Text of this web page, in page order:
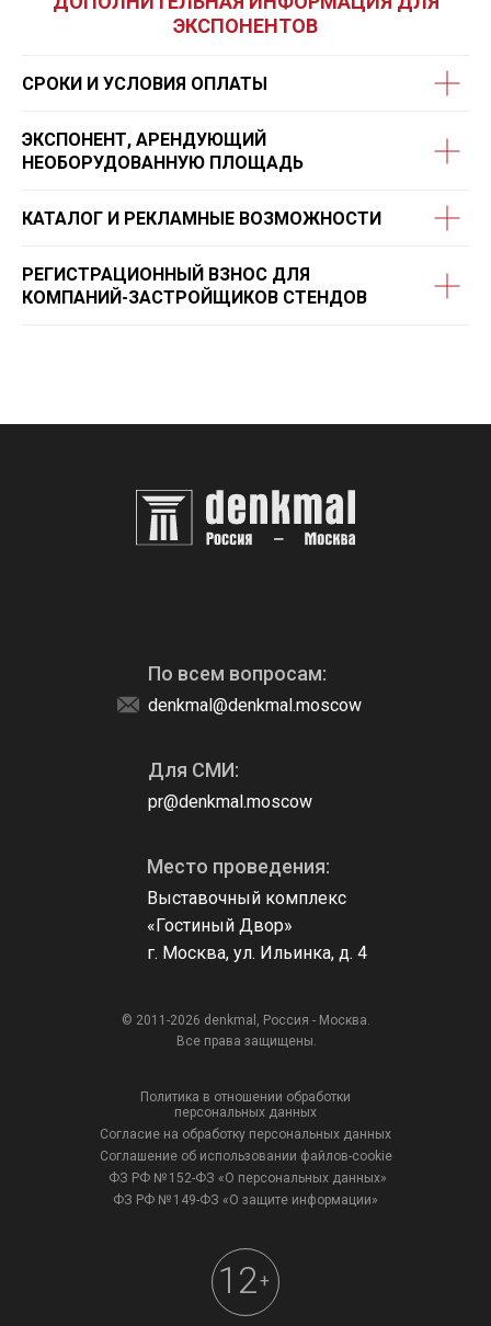
ЭКСПОНЕНТОВ
СРОКИ И УСЛОВИЯ ОПЛАТЫ
ЭКСПОНЕНТ, АРЕНДУЮЩИЙ
НЕОБОРУДОВАННУЮ ПЛОЩАДЬ
КАТАЛОГ И РЕКЛАМНЫЕ ВОЗМОЖНОСТИ
РЕГИСТРАЦИОННЫЙ ВЗНОС ДЛЯ
КОМПАНИЙ-ЗАСТРОЙЩИКОВ СТЕНДОВ
pr@denkmal.moscow
Для СМИ:
denkmal@denkmal.moscow
По всем вопросам:
Выставочный комплекс
«Гостиный Двор»
г. Москва, ул. Ильинка, д. 4
Место проведения:
© 2011-2026 denkmal, Россия - Москва.
Все права защищены.
12+
Политика в отношении обработки
персональных данных
Согласие на обработку персональных данных
Соглашение об использовании файлов-cookie
ФЗ РФ № 152-ФЗ «О персональных данных»
ФЗ РФ № 149-ФЗ «О защите информации»